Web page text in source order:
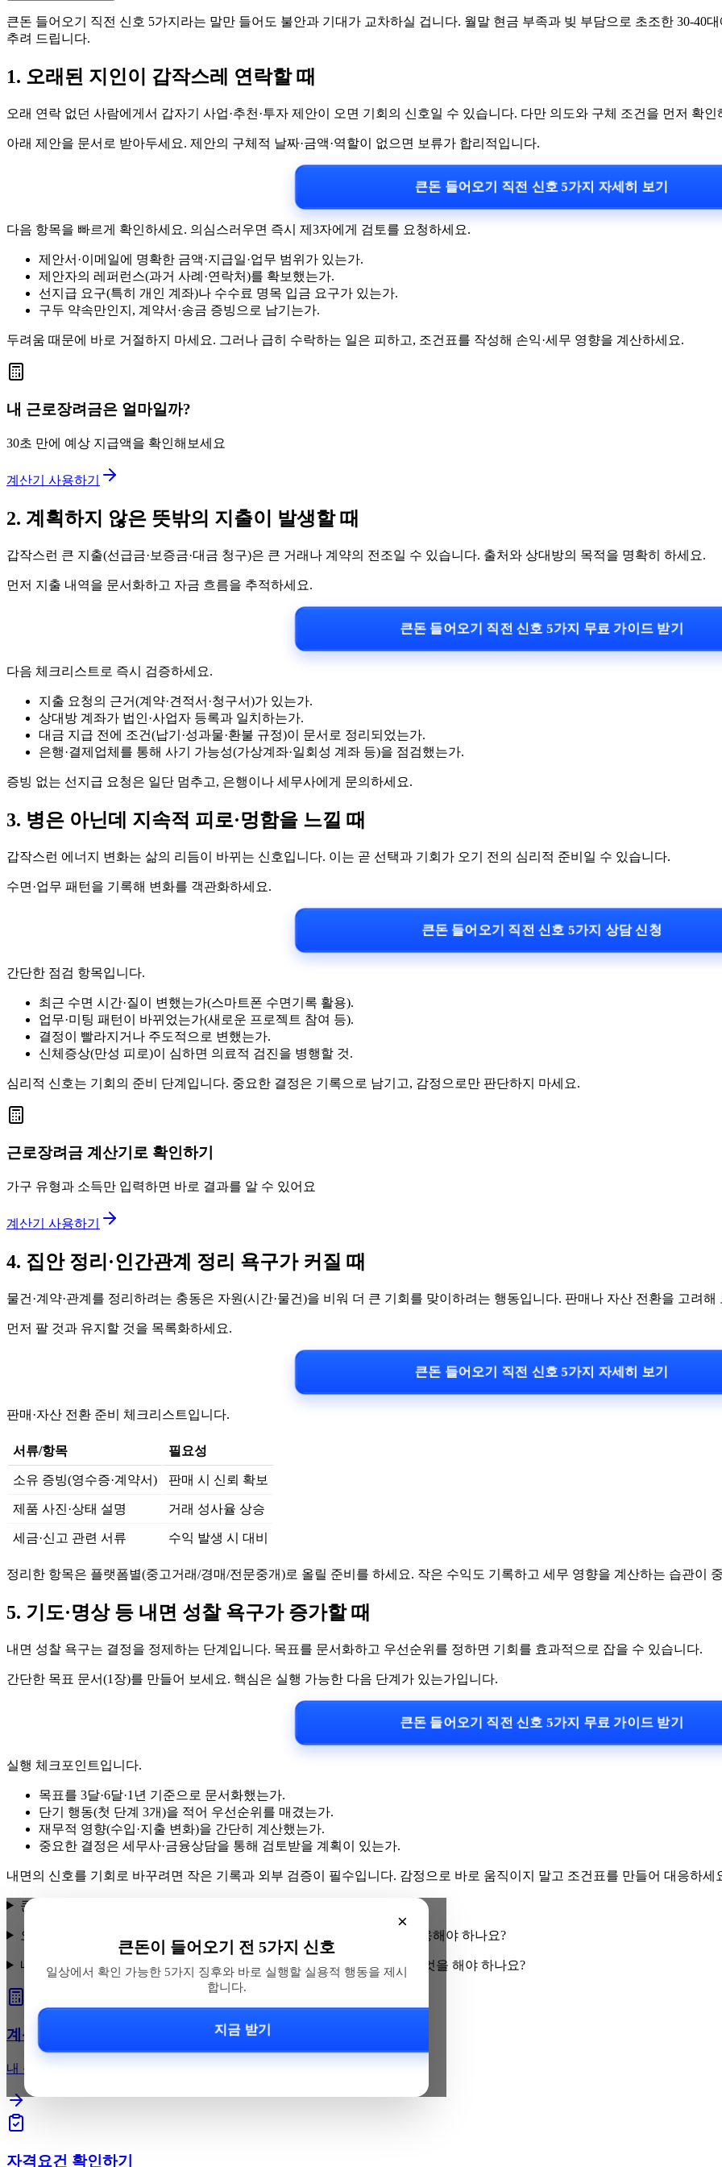
큰돈 들어오기 직전 신호 5가지라는 말만 들어도 불안과 기대가 교차하실 겁니다. 월말 현금 부족과 빚 부담으로 초조한 30-40
추려 드립니다.
1. 오래된 지인이 갑작스레 연락할 때
오래 연락 없던 사람에게서 갑자기 사업·추천·투자 제안이 오면 기회의 신호일 수 있습니다. 다만 의도와 구체 조건을 먼저 확인
아래 제안을 문서로 받아두세요. 제안의 구체적 날짜·금액·역할이 없으면 보류가 합리적입니다.
큰돈 들어오기 직전 신호 5가지 자세히 보기
다음 항목을 빠르게 확인하세요. 의심스러우면 즉시 제3자에게 검토를 요청하세요.
제안서·이메일에 명확한 금액·지급일·업무 범위가 있는가.
제안자의 레퍼런스(과거 사례·연락처)를 확보했는가.
선지급 요구(특히 개인 계좌)나 수수료 명목 입금 요구가 있는가.
구두 약속만인지, 계약서·송금 증빙으로 남기는가.
두려움 때문에 바로 거절하지 마세요. 그러나 급히 수락하는 일은 피하고, 조건표를 작성해 손익·세무 영향을 계산하세요.
내 근로장려금은 얼마일까?
30초 만에 예상 지급액을 확인해보세요
계산기 사용하기
2. 계획하지 않은 뜻밖의 지출이 발생할 때
갑작스런 큰 지출(선급금·보증금·대금 청구)은 큰 거래나 계약의 전조일 수 있습니다. 출처와 상대방의 목적을 명확히 하세요.
먼저 지출 내역을 문서화하고 자금 흐름을 추적하세요.
큰돈 들어오기 직전 신호 5가지 무료 가이드 받기
다음 체크리스트로 즉시 검증하세요.
지출 요청의 근거(계약·견적서·청구서)가 있는가.
상대방 계좌가 법인·사업자 등록과 일치하는가.
대금 지급 전에 조건(납기·성과물·환불 규정)이 문서로 정리되었는가.
은행·결제업체를 통해 사기 가능성(가상계좌·일회성 계좌 등)을 점검했는가.
증빙 없는 선지급 요청은 일단 멈추고, 은행이나 세무사에게 문의하세요.
3. 병은 아닌데 지속적 피로·멍함을 느낄 때
갑작스런 에너지 변화는 삶의 리듬이 바뀌는 신호입니다. 이는 곧 선택과 기회가 오기 전의 심리적 준비일 수 있습니다.
수면·업무 패턴을 기록해 변화를 객관화하세요.
큰돈 들어오기 직전 신호 5가지 상담 신청
간단한 점검 항목입니다.
최근 수면 시간·질이 변했는가(스마트폰 수면기록 활용).
업무·미팅 패턴이 바뀌었는가(새로운 프로젝트 참여 등).
결정이 빨라지거나 주도적으로 변했는가.
신체증상(만성 피로)이 심하면 의료적 검진을 병행할 것.
심리적 신호는 기회의 준비 단계입니다. 중요한 결정은 기록으로 남기고, 감정으로만 판단하지 마세요.
근로장려금 계산기로 확인하기
가구 유형과 소득만 입력하면 바로 결과를 알 수 있어요
계산기 사용하기
4. 집안 정리·인간관계 정리 욕구가 커질 때
물건·계약·관계를 정리하려는 충동은 자원(시간·물건)을 비워 더 큰 기회를 맞이하려는 행동입니다. 판매나 자산 전환을 고려해
먼저 팔 것과 유지할 것을 목록화하세요.
큰돈 들어오기 직전 신호 5가지 자세히 보기
판매·자산 전환 준비 체크리스트입니다.
서류/항목 필요성
소유 증빙(영수증·계약서) 판매 시 신뢰 확보
제품 사진·상태 설명 거래 성사율 상승
세금·신고 관련 서류 수익 발생 시 대비
정리한 항목은 플랫폼별(중고거래/경매/전문중개)로 올릴 준비를 하세요. 작은 수익도 기록하고 세무 영향을 계산하는 습관이
5. 기도·명상 등 내면 성찰 욕구가 증가할 때
내면 성찰 욕구는 결정을 정제하는 단계입니다. 목표를 문서화하고 우선순위를 정하면 기회를 효과적으로 잡을 수 있습니다.
간단한 목표 문서(1장)를 만들어 보세요. 핵심은 실행 가능한 다음 단계가 있는가입니다.
큰돈 들어오기 직전 신호 5가지 무료 가이드 받기
실행 체크포인트입니다.
목표를 3달·6달·1년 기준으로 문서화했는가.
단기 행동(첫 단계 3개)을 적어 우선순위를 매겼는가.
재무적 영향(수입·지출 변화)을 간단히 계산했는가.
중요한 결정은 세무사·금융상담을 통해 검토받을 계획이 있는가.
내면의 신호를 기회로 바꾸려면 작은 기록과 외부 검증이 필수입니다. 감정으로 바로 움직이지 말고 조건표를 만들어 대응하세
×
큰돈이 들어오기 전 5가지 신호
일상에서 확인 가능한 5가지 징후와 바로 실행할 실용적 행동을 제시
합니다.
지금 받기
큰돈 들어오기 직전 어떤 신호들이 있나요?
오래된 지인한테 제안이 왔거나 선지급을 요구하면 어떻게 확인하고 대응해야 하나요?
내면 변화(피로·정리 욕구·성찰)가 있을 때 기회를 실무로 연결하려면 무엇을 해야 하나요?
계산기로 확인하기
내 근로장려금 예상 지급액을 바로 계산해보세요
자격요건 확인하기